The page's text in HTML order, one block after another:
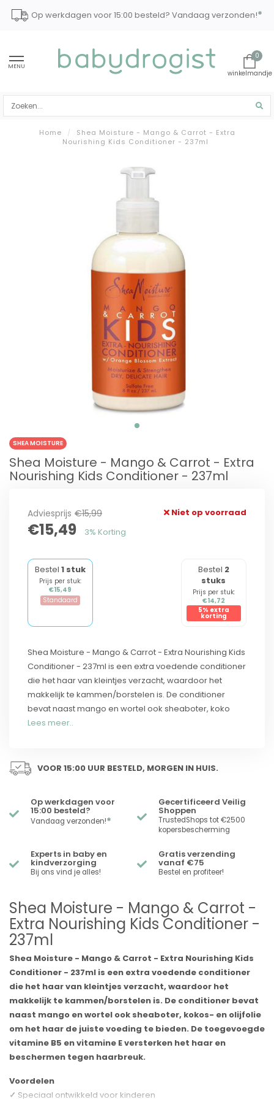
Op werkdagen voor 15:00 besteld? Vandaag verzonden!*
MENU
0
Home /
Shea Moisture - Mango & Carrot - Extra
Nourishing Kids Conditioner - 237ml
SHEA MOISTURE
Shea Moisture - Mango & Carrot - Extra
Nourishing Kids Conditioner - 237ml
Adviesprijs €15,99
€15,49 3% Korting
Niet op voorraad
Bestel 1 stuk
Prijs per stuk:
€15,49
Standaard
Bestel 2
stuks
Prijs per stuk:
€14,72
5% extra
korting
Shea Moisture - Mango & Carrot - Extra Nourishing Kids
Conditioner - 237ml is een extra voedende conditioner
die het haar van kleintjes verzacht, waardoor het
makkelijk te kammen/borstelen is. De conditioner
bevat naast mango en wortel ook sheaboter, koko
Lees meer..
VOOR 15:00 UUR BESTELD, MORGEN IN HUIS.
Op werkdagen voor
15:00 besteld?
Vandaag verzonden!*
Gecertificeerd Veilig
Shoppen
TrustedShops tot €2500
kopersbescherming
Experts in baby en
kindverzorging
Bij ons vind je alles!
Gratis verzending
vanaf €75
Bestel en profiteer!
Shea Moisture - Mango & Carrot -
Extra Nourishing Kids Conditioner -
237ml
Shea Moisture - Mango & Carrot - Extra Nourishing Kids
Conditioner - 237ml is een extra voedende conditioner
die het haar van kleintjes verzacht, waardoor het
makkelijk te kammen/borstelen is. De conditioner bevat
naast mango en wortel ook sheaboter, kokos- en olijfolie
om het haar de juiste voeding te bieden. De toegevoegde
vitamine B5 en vitamine E versterken het haar en
beschermen tegen haarbreuk.
Voordelen
✓ Speciaal ontwikkeld voor kinderen